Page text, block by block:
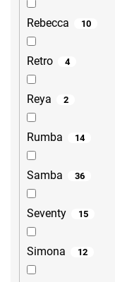
Rebecca 10
Retro 4
Reya 2
Rumba 14
Samba 36
Seventy 15
Simona 12